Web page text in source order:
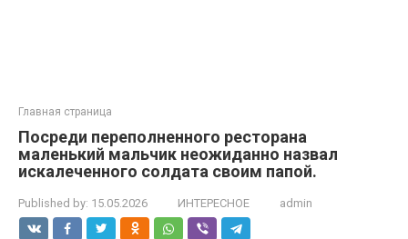
Главная страница
Посреди переполненного ресторана
маленький мальчик неожиданно назвал
искалеченного солдата своим папой.
Published by: 15.05.2026 ИНТЕРЕСНОЕ admin